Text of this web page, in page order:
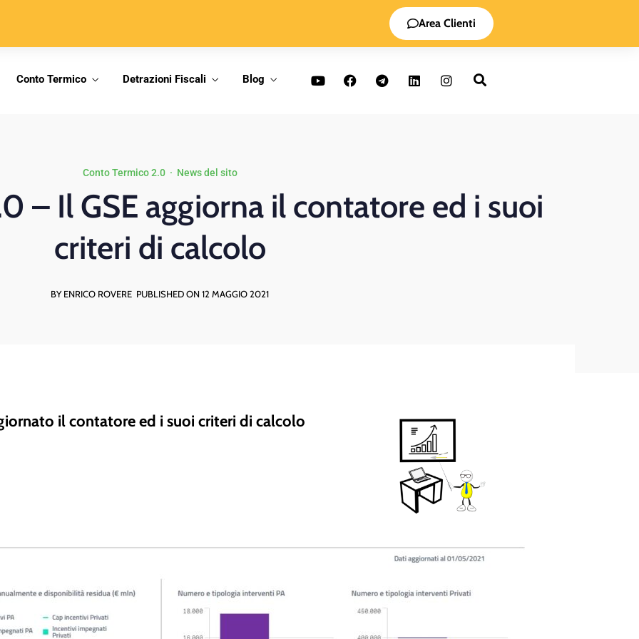
Area Clienti
Conto Termico Detrazioni Fiscali Blog
Conto Termico 2.0· News del sito
– Il GSE aggiorna il contatore ed i suoi
criteri di calcolo
BY ENRICO ROVERE PUBLISHED ON 12 MAGGIO 2021
il contatore ed i suoi criteri di calcolo